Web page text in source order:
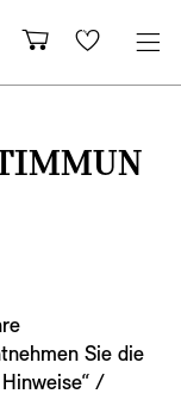
Shopping
cart
Wishlist
Sie die
/